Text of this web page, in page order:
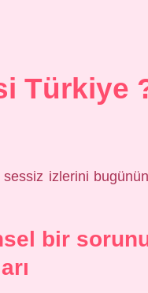
Türkiye
sessiz izlerini
bir